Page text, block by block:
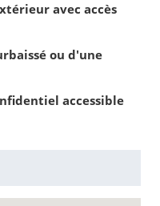
avec accès
ou d'une
accessible